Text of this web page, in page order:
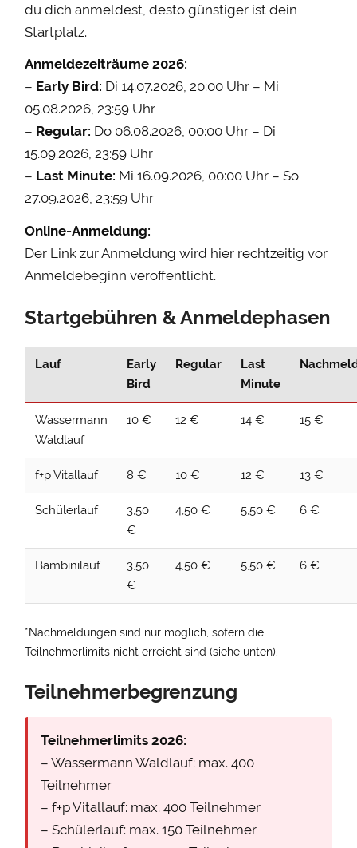
du dich anmeldest, desto günstiger ist dein
Startplatz.
Anmeldezeiträume 2026:
– Early Bird: Di 14.07.2026, 20:00 Uhr – Mi
05.08.2026, 23:59 Uhr
– Regular: Do 06.08.2026, 00:00 Uhr – Di
15.09.2026, 23:59 Uhr
– Last Minute: Mi 16.09.2026, 00:00 Uhr – So
27.09.2026, 23:59 Uhr
Online-Anmeldung:
Der Link zur Anmeldung wird hier rechtzeitig vor
Anmeldebeginn veröffentlicht.
Startgebühren & Anmeldephasen
Lauf
Early
Bird
Regular
Last
Minute
Wassermann
Waldlauf
10 € 12 € 14 € 15 €
f+p Vitallauf 8 € 10 € 12 € 13 €
Schülerlauf
3,50
€
4,50 € 5,50 € 6 €
Bambinilauf
3,50
€
4,50 € 5,50 € 6 €
*Nachmeldungen sind nur möglich, sofern die
Teilnehmerlimits nicht erreicht sind (siehe unten).
Teilnehmerbegrenzung
Teilnehmerlimits 2026:
– Wassermann Waldlauf: max. 400
Teilnehmer
– f+p Vitallauf: max. 400 Teilnehmer
– Schülerlauf: max. 150 Teilnehmer